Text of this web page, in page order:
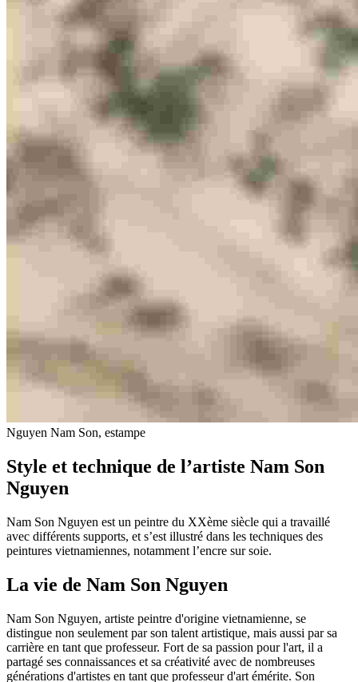
Nguyen Nam Son, estampe
Style et technique de l’artiste Nam Son
Nguyen
Nam Son Nguyen est un peintre du XXème siècle qui a travaillé
avec différents supports, et s’est illustré dans les techniques des
peintures vietnamiennes, notamment l’encre sur soie.
La vie de Nam Son Nguyen
Nam Son Nguyen, artiste peintre d'origine vietnamienne, se
distingue non seulement par son talent artistique, mais aussi par sa
carrière en tant que professeur. Fort de sa passion pour l'art, il a
partagé ses connaissances et sa créativité avec de nombreuses
générations d'artistes en tant que professeur d'art émérite. Son